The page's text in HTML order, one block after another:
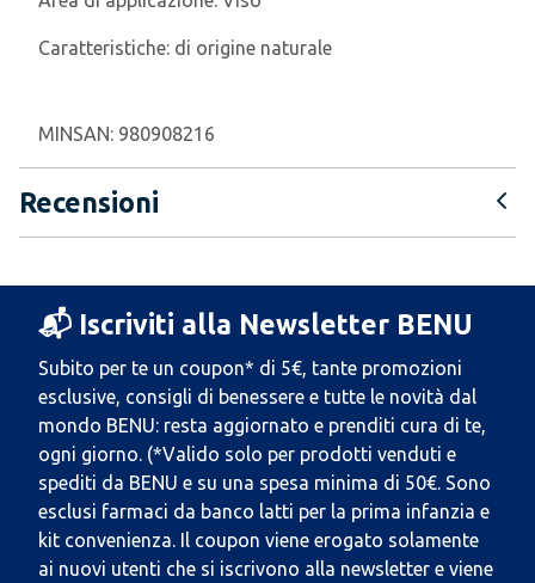
Caratteristiche: di origine naturale
MINSAN: 980908216
Recensioni
📬 Iscriviti alla Newsletter BENU
Subito per te un coupon* di 5€, tante promozioni
esclusive, consigli di benessere e tutte le novità dal
mondo BENU: resta aggiornato e prenditi cura di te,
ogni giorno. (*Valido solo per prodotti venduti e
spediti da BENU e su una spesa minima di 50€. Sono
esclusi farmaci da banco latti per la prima infanzia e
kit convenienza. Il coupon viene erogato solamente
ai nuovi utenti che si iscrivono alla newsletter e viene